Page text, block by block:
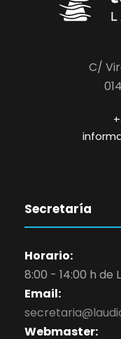
C/
Secretaría
Horario:
8:00 - 14:00 h de
Email:
Webmaster: